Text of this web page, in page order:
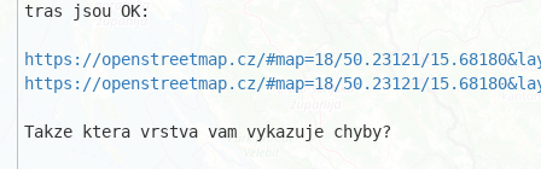
tras jsou OK:
https://openstreetmap.cz/#map=18/50.23121/
https://openstreetmap.cz/#map=18/50.23121/
Takze ktera vrstva vam vykazuje chyby?